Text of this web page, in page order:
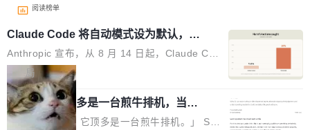
阅读榜单
Claude Code 将自动模式设为默认，称
人类审批只抓到 13.6% 危险命令
Anthropic 宣布，从 8 月 14 日起，Claude Cod
e 在 Pro、Max、Team 计划上将默认启用自动
模式（auto mode）。这个决定背后，是两组让
人不安的数据。 第一组：人类审批到底有多不靠
谱？Anthropic 在 1053 名付费用户中做了一项
局
AI 辅助编程顶多是一台煎牛排机，当不
了厨师
「AI 不是厨师。它顶多是一台煎牛排机。」 Ser